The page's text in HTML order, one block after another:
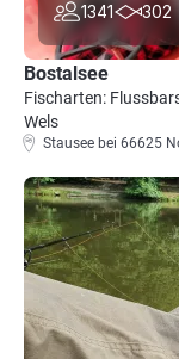
1341 302
Bostalsee
Fischarten:
Wels
Stausee bei 66625